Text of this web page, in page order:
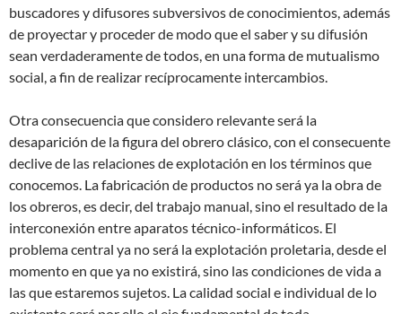
buscadores y difusores subversivos de conocimientos, además
de proyectar y proceder de modo que el saber y su difusión
sean verdaderamente de todos, en una forma de mutualismo
social, a fin de realizar recíprocamente intercambios.
Otra consecuencia que considero relevante será la
desaparición de la figura del obrero clásico, con el consecuente
declive de las relaciones de explotación en los términos que
conocemos. La fabricación de productos no será ya la obra de
los obreros, es decir, del trabajo manual, sino el resultado de la
interconexión entre aparatos técnico-informáticos. El
problema central ya no será la explotación proletaria, desde el
momento en que ya no existirá, sino las condiciones de vida a
las que estaremos sujetos. La calidad social e individual de lo